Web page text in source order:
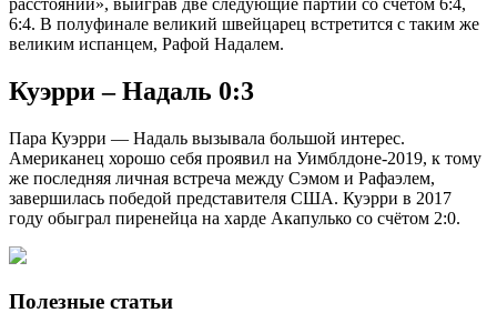
расстоянии», выиграв две следующие партии со счётом 6:4,
6:4. В полуфинале великий швейцарец встретится с таким же
великим испанцем, Рафой Надалем.
Куэрри – Надаль 0:3
Пара Куэрри — Надаль вызывала большой интерес.
Американец хорошо себя проявил на Уимблдоне-2019, к тому
же последняя личная встреча между Сэмом и Рафаэлем,
завершилась победой представителя США. Куэрри в 2017
году обыграл пиренейца на харде Акапулько со счётом 2:0.
Полезные статьи